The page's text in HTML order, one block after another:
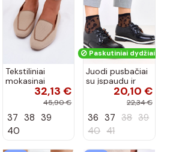
Tekstiliniai
mokasinai
smėlio spalvos
32,13 €
45,90 €
37 38 39
40
Paskutiniai dydžiai!
Juodi pusbačiai
su įspaudu ir
kvadratiniu
priekiu Kerawa
20,10 €
22,34 €
36 37 38 39
40 41